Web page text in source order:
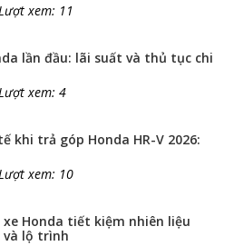
xem: 11
lần đầu: lãi suất và thủ tục chi
xem: 4
khi trả góp Honda HR-V 2026:
xem: 10
Honda tiết kiệm nhiên liệu
và lộ trình